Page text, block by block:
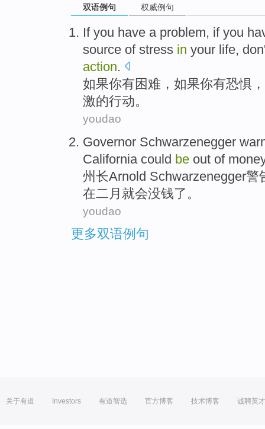
双语例句 权威例句
If you have a problem, if you
source of stress in your life,
action.
如果你有困难 ，如果你有恐惧
激的行动。
youdao
Governor Schwarzenegger
California could be out of
州长Arnold Schwarzenegger警
在二月 就会没钱了 。
youdao
更多双语例句
关于有道 Investors 有道智选 官方博客 技术博客 诚聘英才